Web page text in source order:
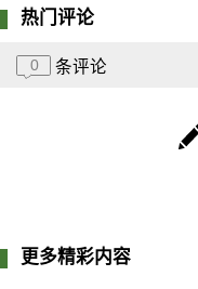
热门评论
0 条评论
更多精彩内容